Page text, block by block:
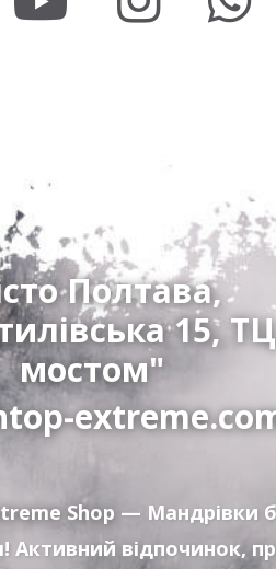
Полтава,
15,
мостом"
Shop — Мандрівки
Активний відпочинок,